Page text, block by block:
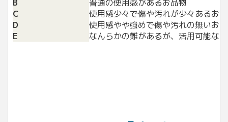
B
普通の使用感があるお品物
C
使用感少々で傷や汚れが少々あるお
D
使用感やや強めで傷や汚れの無いお
E
なんらかの難があるが、活用可能な